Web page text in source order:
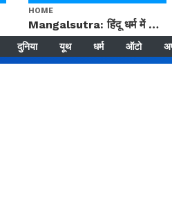
HOME
Mangalsutra: हिंदू धर्म में शादी के बाद मंगलसूत्र क्यों पहनती है महिलाएं, किसने शुरु की ये परंपरा
दुनिया यूथ धर्म ऑटो